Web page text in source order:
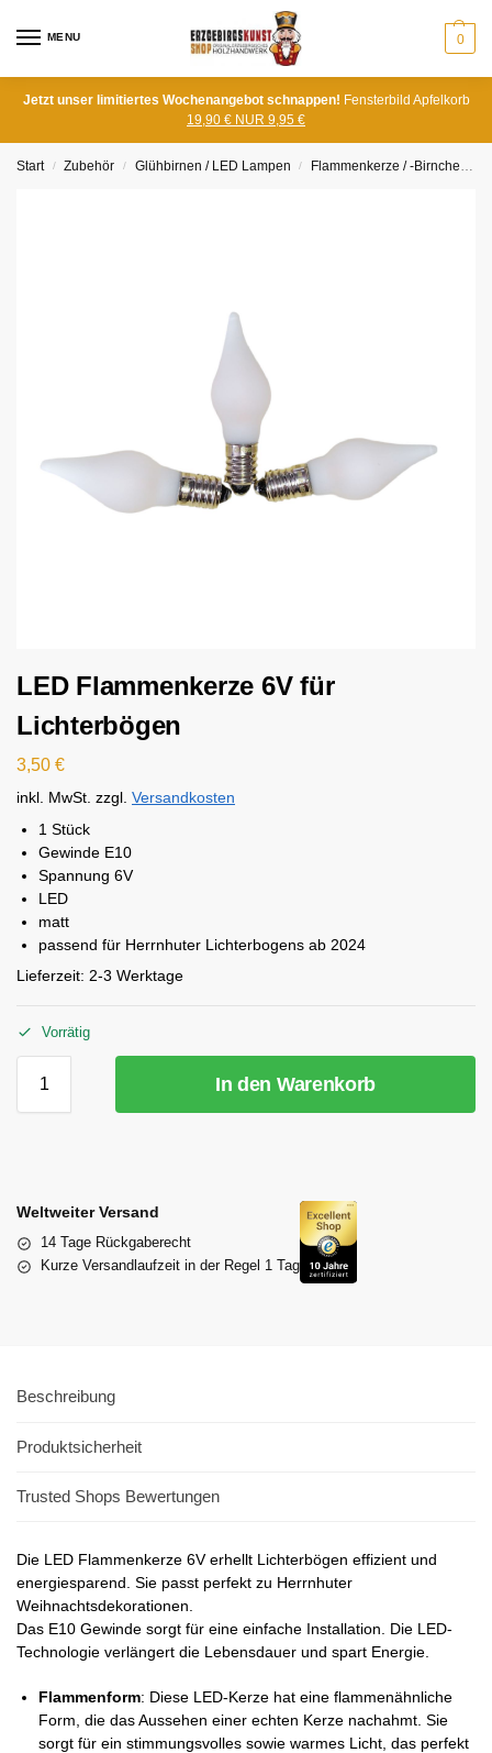
MENU 0
Jetzt unser limitiertes Wochenangebot schnappen! Fensterbild Apfelkorb
19,90 € NUR 9,95 €
Start / Zubehör / Glühbirnen / LED Lampen / Flammenkerze / -Birnchen
LED Flammenkerze 6V für
Lichterbögen
3,50 €
inkl. MwSt. zzgl. Versandkosten
1 Stück
Gewinde E10
Spannung 6V
LED
matt
passend für Herrnhuter Lichterbogens ab 2024
Lieferzeit: 2-3 Werktage
Vorrätig
In den Warenkorb
Weltweiter Versand
14 Tage Rückgaberecht
Kurze Versandlaufzeit in der Regel 1 Tag
Beschreibung
Produktsicherheit
Trusted Shops Bewertungen
Die LED Flammenkerze 6V erhellt Lichterbögen effizient und
energiesparend. Sie passt perfekt zu Herrnhuter
Weihnachtsdekorationen.
Das E10 Gewinde sorgt für eine einfache Installation. Die LED-
Technologie verlängert die Lebensdauer und spart Energie.
Flammenform: Diese LED-Kerze hat eine flammenähnliche
Form, die das Aussehen einer echten Kerze nachahmt. Sie
sorgt für ein stimmungsvolles sowie warmes Licht, das perfekt